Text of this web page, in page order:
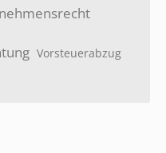
Vorsteuerabzug